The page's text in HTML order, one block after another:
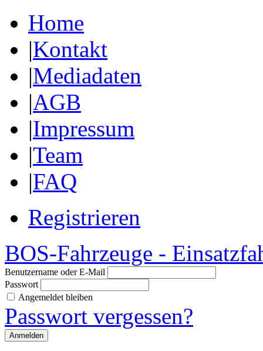
Home
|Kontakt
|Mediadaten
|AGB
|Impressum
|Team
|FAQ
Registrieren
BOS-Fahrzeuge -
Benutzername oder E-Mail
Passwort
Angemeldet bleiben
Passwort vergessen?